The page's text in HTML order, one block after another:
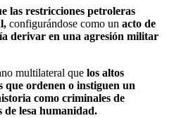
las restricciones petroleras
configurándose como un acto de
derivar en una agresión militar
multilateral que los altos
que ordenen o instiguen un
como criminales de
de lesa humanidad.